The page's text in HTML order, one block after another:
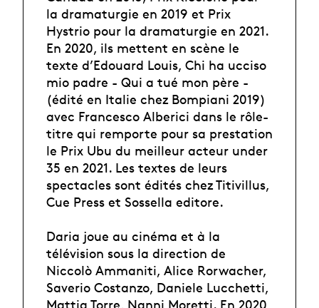
la dramaturgie en 2019 et Prix
Hystrio pour la dramaturgie en 2021.
En 2020, ils mettent en scène le
texte d’Edouard Louis, Chi ha ucciso
mio padre - Qui a tué mon père -
(édité en Italie chez Bompiani 2019)
avec Francesco Alberici dans le rôle-
titre qui remporte pour sa prestation
le Prix Ubu du meilleur acteur under
35 en 2021. Les textes de leurs
spectacles sont édités chez Titivillus,
Cue Press et Sossella editore.
Daria joue au cinéma et à la
télévision sous la direction de
Niccolò Ammaniti, Alice Rorwacher,
Saverio Costanzo, Daniele Lucchetti,
Mattia Torre, Nanni Moretti. En 2020